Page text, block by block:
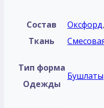
Состав
Ткань
Оксфорд,
Тип форма
Одежды
Бушлаты